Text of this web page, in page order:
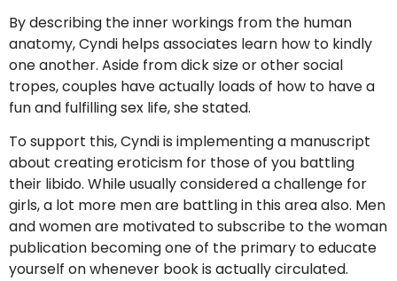
By describing the inner workings from the human
anatomy, Cyndi helps associates learn how to kindly
one another. Aside from dick size or other social
tropes, couples have actually loads of how to have a
fun and fulfilling sex life, she stated.
To support this, Cyndi is implementing a manuscript
about creating eroticism for those of you battling
their libido. While usually considered a challenge for
girls, a lot more men are battling in this area also. Men
and women are motivated to subscribe to the woman
publication becoming one of the primary to educate
yourself on whenever book is actually circulated.